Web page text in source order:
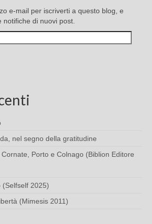
e-mail per iscriverti a questo blog, e
di nuovi post.
nel segno della gratitudine
Porto e Colnago (Biblion Editore
(Selfself 2025)
(Mimesis 2011)